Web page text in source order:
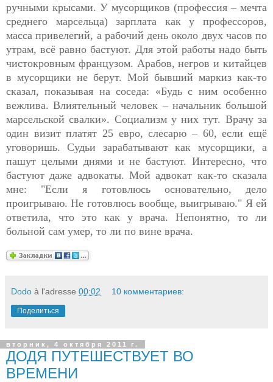
ручными крысами. У мусорщиков (профессия – мечта
среднего марсельца) зарплата как у профессоров,
масса привелегий, а рабочий день около двух часов по
утрам, всё равно бастуют. Для этой работы надо быть
чистокровным французом. Арабов, негров и китайцев
в мусорщики не берут. Мой бывший маркиз как-то
сказал, показывая на соседа: «Будь с ним особенно
вежлива. Влиятельный человек – начальник большой
марсельской свалки». Социализм у них тут. Врачу за
один визит платят 25 евро, слесарю – 60, если ещё
уговоришь. Судьи зарабатывают как мусорщики, а
пашут целыми днями и не бастуют. Интересно, что
бастуют даже адвокаты. Мой адвокат как-то сказала
мне: "Если я готовлюсь основательно, дело
проигрываю. Не готовлюсь вообще, выигрываю." Я ей
ответила, что это как у врача. Непонятно, то ли
больной сам умер, то ли по вине врача.
Dodo à l'adresse 00:02 10 комментариев:
Поделиться
вторник, 4 октября 2011 г.
ДОДЯ ПУТЕШЕСТВУЕТ ВО
ВРЕМЕНИ